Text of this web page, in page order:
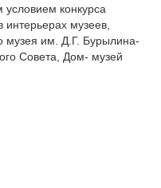
конкурса
музеев,
музея им. Д.Г. Бурылина-
Совета, Дом- музей